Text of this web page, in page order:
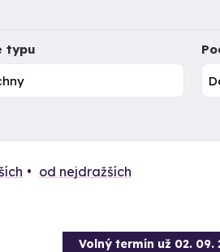
typu
od nejdražších
Volný termín už 02. 09.